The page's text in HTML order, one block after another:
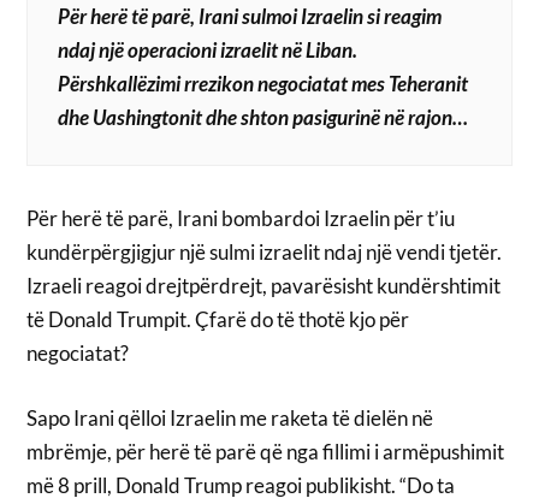
Për herë të parë, Irani sulmoi Izraelin si reagim
ndaj një operacioni izraelit në Liban.
Përshkallëzimi rrezikon negociatat mes Teheranit
dhe Uashingtonit dhe shton pasigurinë në rajon…
Për herë të parë, Irani bombardoi Izraelin për t’iu
kundërpërgjigjur një sulmi izraelit ndaj një vendi tjetër.
Izraeli reagoi drejtpërdrejt, pavarësisht kundërshtimit
të Donald Trumpit. Çfarë do të thotë kjo për
negociatat?
Sapo Irani qëlloi Izraelin me raketa të dielën në
mbrëmje, për herë të parë që nga fillimi i armëpushimit
më 8 prill, Donald Trump reagoi publikisht. “Do ta